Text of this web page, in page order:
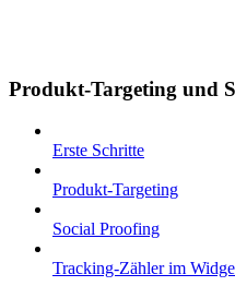
Produkt-Targeting und
Erste Schritte
Produkt-Targeting
Social Proofing
Tracking-Zähler im